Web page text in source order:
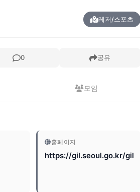
레저/스포츠
0 공유
모임
홈페이지
https://gil.seoul.go.kr/gil